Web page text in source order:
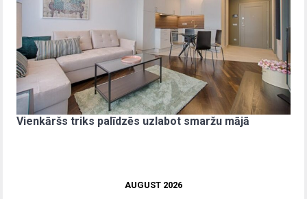
Vienkāršs triks palīdzēs uzlabot smaržu mājā
AUGUST 2026